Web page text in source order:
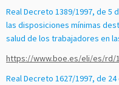
Real Decreto 1389/1997, de 5
las disposiciones mínimas
salud de los trabajadores en
https://www.boe.es/eli/es/rd/
Real Decreto 1627/1997, de